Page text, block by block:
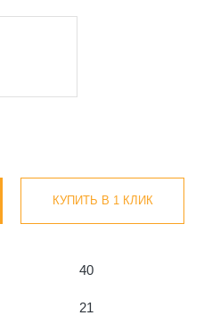
КУПИТЬ В 1 КЛИК
40
21